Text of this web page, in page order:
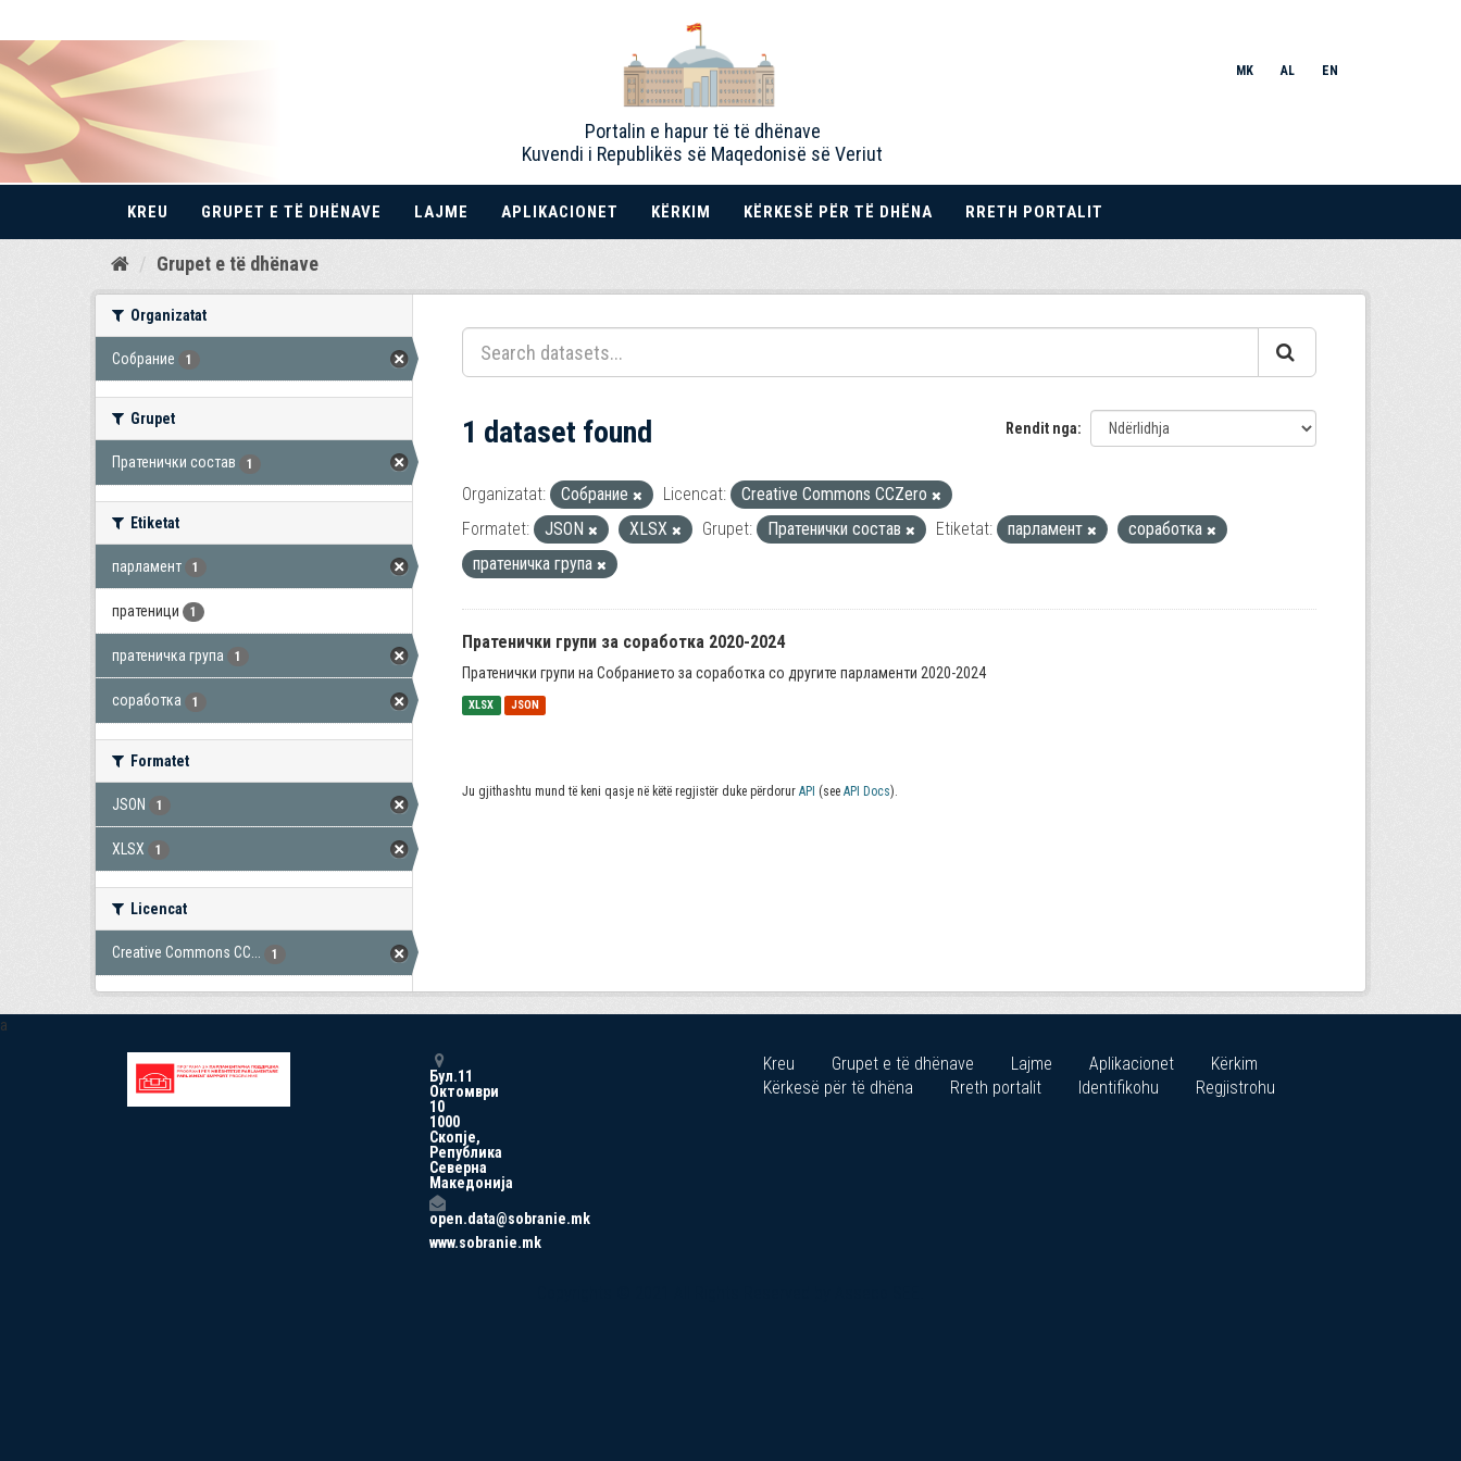
Kalo
Portalin e hapur të të dhënave
Kuvendi i Republikës së Maqedonisë së Veriut
MK AL EN
KREU GRUPET E TË DHËNAVE LAJME APLIKACIONET KËRKIM KËRKESË PËR TË DHËNA RRETH PORTALIT
Grupet e të dhënave
Organizatat
Собрание 1
Grupet
Пратенички состав 1
Etiketat
парламент 1
пратеници 1
пратеничка група 1
соработка 1
Formatet
JSON 1
XLSX 1
Licencat
Creative Commons CC... 1
Rendit nga
1 dataset found
Organizatat: Собрание Licencat:
Creative Commons CCZero
Formatet:
JSON XLSX Grupet: Пратенички состав Etiketat: парламент
соработка
пратеничка група
Пратенички групи за соработка 2020-2024
Пратенички групи на Собранието за соработка со другите парламенти 2020-2024
XLSX JSON
Ju gjithashtu mund të keni qasje në këtë regjistër duke përdorur API (see API Docs).
a
Бул.11
Октомври
10
1000
Скопје,
Република
Северна
Македонија
open.data@sobranie.mk
www.sobranie.mk
Kreu Grupet e të dhënave Lajme Aplikacionet
Kërkim
Kërkesë për të dhëna
Rreth portalit Identifikohu Regjistrohu